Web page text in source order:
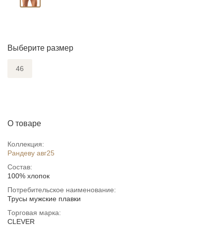
Выберите размер
46
О товаре
Коллекция:
Рандеву авг25
Состав:
100% хлопок
Потребительское наименование:
Трусы мужские плавки
Торговая марка:
CLEVER